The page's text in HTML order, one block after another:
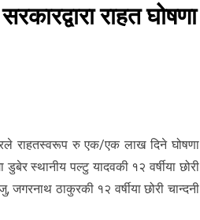
राहत घोषणा
राहतस्वरूप रु एक/एक लाख दिने घोषणा
स्थानीय पल्टु यादवकी १२ वर्षीया छोरी
जगरनाथ ठाकुरकी १२ वर्षीया छोरी चान्दनी